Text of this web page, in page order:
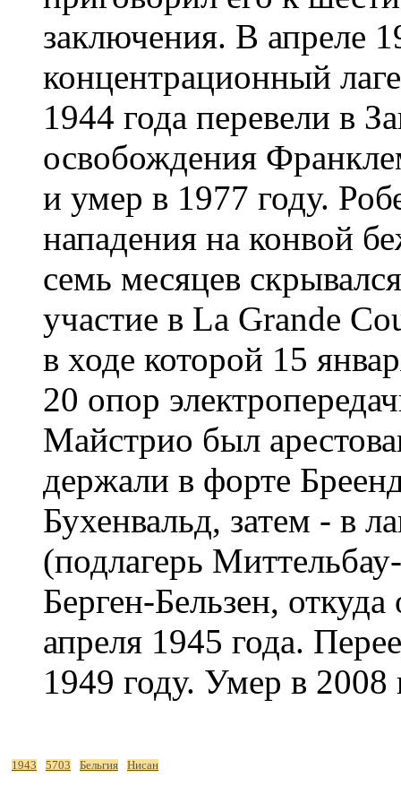
заключения. В апреле
концентрационный
1944 года перевели в
освобождения
и умер в 1977 году.
нападения на конвой
семь месяцев
участие в La Grande
в ходе которой 15
20 опор
Майстрио был
держали в форте
Бухенвальд, затем - в
(подлагерь
Берген-Бельзен,
апреля 1945 года.
1949 году. Умер в
1943 5703 Бельгия Нисан